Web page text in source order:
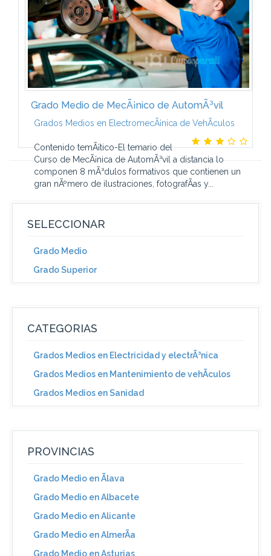
Grado Medio de MecÃ¡nico de AutomÃ³vil
Grados Medios en ElectromecÃ¡nica de VehÃ­culos
Contenido temÃ¡tico-El temario del
Curso de MecÃ¡nica de AutomÃ³vil a distancia lo
componen 8 mÃ³dulos formativos que contienen un
gran nÃºmero de ilustraciones, fotografÃ­as y...
SELECCIONAR
Grado Medio
Grado Superior
CATEGORIAS
Grados Medios en Electricidad y electrÃ³nica
Grados Medios en Mantenimiento de vehÃ­culos
Grados Medios en Sanidad
PROVINCIAS
Grado Medio en Ãlava
Grado Medio en Albacete
Grado Medio en Alicante
Grado Medio en AlmerÃ­a
Grado Medio en Asturias